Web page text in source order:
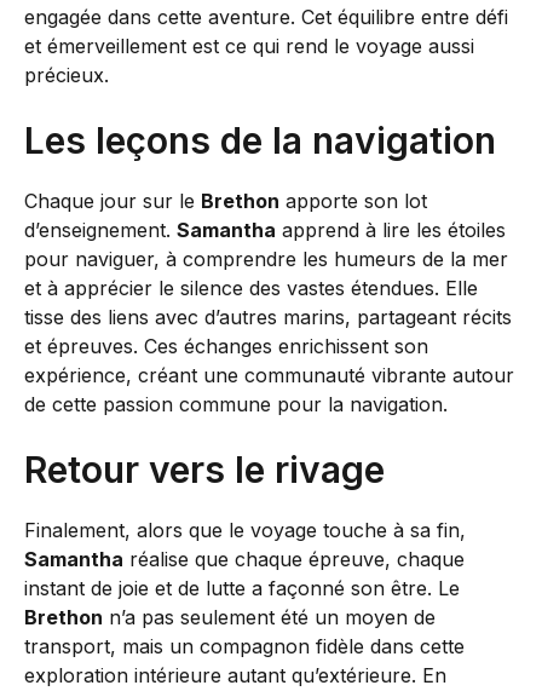
engagée dans cette aventure. Cet équilibre entre défi
et émerveillement est ce qui rend le voyage aussi
précieux.
Les leçons de la navigation
Chaque jour sur le Brethon apporte son lot
d’enseignement. Samantha apprend à lire les étoiles
pour naviguer, à comprendre les humeurs de la mer
et à apprécier le silence des vastes étendues. Elle
tisse des liens avec d’autres marins, partageant récits
et épreuves. Ces échanges enrichissent son
expérience, créant une communauté vibrante autour
de cette passion commune pour la navigation.
Retour vers le rivage
Finalement, alors que le voyage touche à sa fin,
Samantha réalise que chaque épreuve, chaque
instant de joie et de lutte a façonné son être. Le
Brethon n’a pas seulement été un moyen de
transport, mais un compagnon fidèle dans cette
exploration intérieure autant qu’extérieure. En